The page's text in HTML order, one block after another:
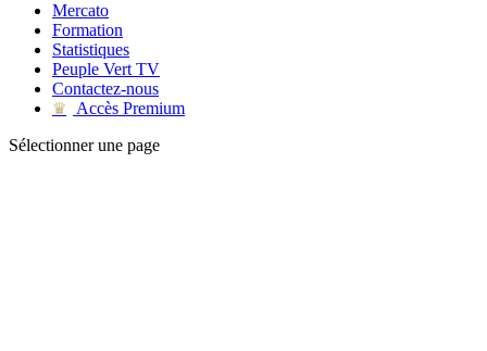
Mercato
Formation
Statistiques
Peuple Vert TV
Contactez-nous
♛
Accès Premium
Sélectionner une page